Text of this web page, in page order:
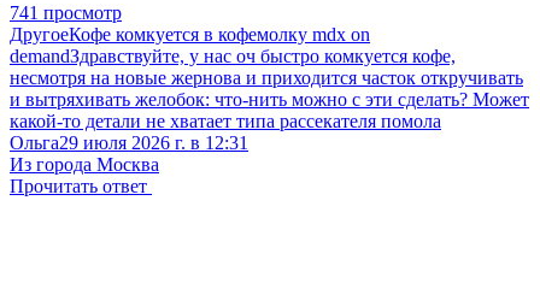
741 просмотр
ДругоеКофе комкуется в кофемолку mdx on
demandЗдравствуйте, у нас оч быстро комкуется кофе,
несмотря на новые жернова и приходится часток откручивать
и вытряхивать желобок: что-нить можно с эти сделать? Может
какой-то детали не хватает типа рассекателя помола
Ольга29 июля 2026 г. в 12:31
Из города Москва
Прочитать ответ